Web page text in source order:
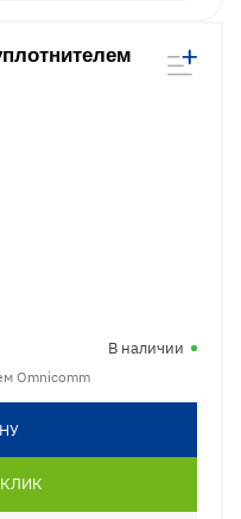
В наличии
Omnicomm